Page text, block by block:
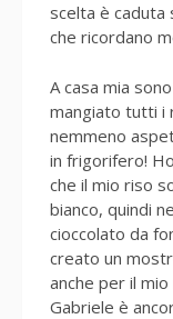
scelta è caduta
che ricordano
A casa mia
mangiato tutti i
nemmeno
in frigorifero!
che il mio riso
bianco, quindi
cioccolato da
creato un
anche per il
Gabriele è